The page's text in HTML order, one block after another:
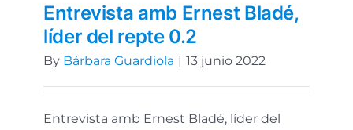
Entrevista amb Ernest Bladé,
líder del repte 0.2
By Bárbara Guardiola | 13 junio 2022
Entrevista amb Ernest Bladé, líder del